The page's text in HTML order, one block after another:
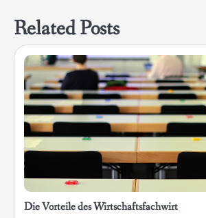
Related Posts
Die Vorteile des Wirtschaftsfachwirt